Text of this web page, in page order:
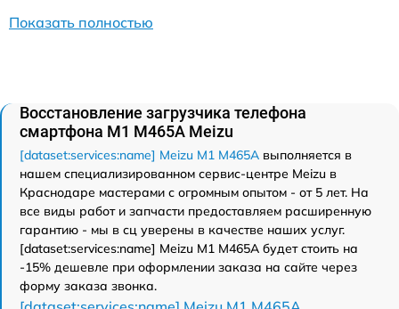
Показать полностью
Восстановление загрузчика телефона
смартфона M1 M465A Meizu
[dataset:services:name] Meizu M1 M465A выполняется в
нашем специализированном сервис-центре Meizu в
Краснодаре мастерами с огромным опытом - от 5 лет. На
все виды работ и запчасти предоставляем расширенную
гарантию - мы в сц уверены в качестве наших услуг.
[dataset:services:name] Meizu M1 M465A будет стоить на
-15% дешевле при оформлении заказа на сайте через
форму заказа звонка.